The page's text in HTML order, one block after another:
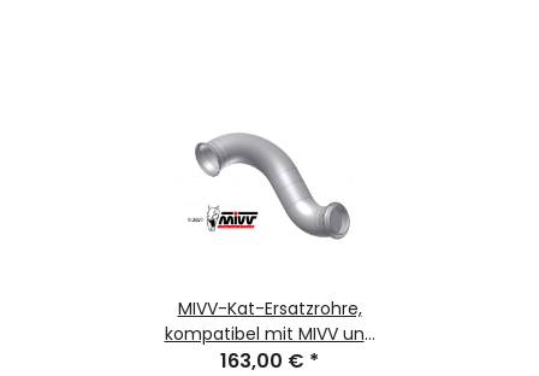
MIVV-Kat-Ersatzrohre,
kompatibel mit MIVV und
originalen Schalldämpfern
163,00 € *